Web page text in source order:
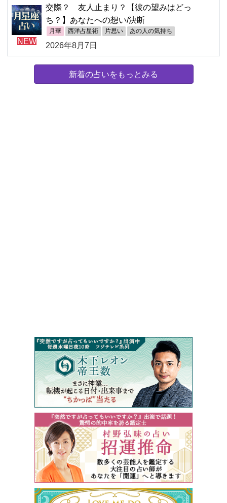
NEW
交際？ 友人止まり？【彼の望みはどっ
ち？】あなたへの想い/決断
月華 西洋占星術 片思い あの人の気持ち
2026年8月7日
新着の占いをもっとみる